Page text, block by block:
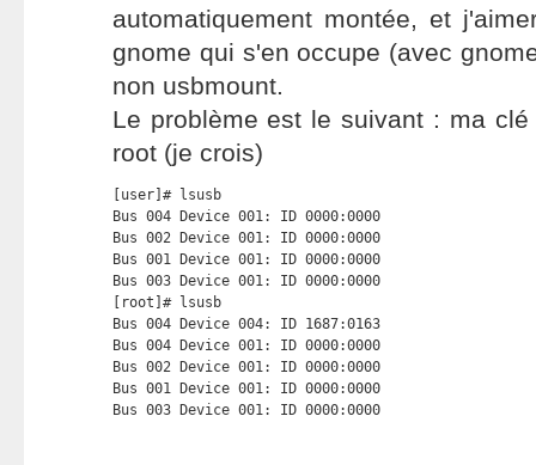
automatiquement montée, et
gnome qui s'en occupe (avec
non usbmount.
Le problème est le suivant : ma
root (je crois)
[user]# lsusb
Bus 004 Device 001: ID 0000:0000
Bus 002 Device 001: ID 0000:0000
Bus 001 Device 001: ID 0000:0000
Bus 003 Device 001: ID 0000:0000
[root]# lsusb
Bus 004 Device 004: ID 1687:0163
Bus 004 Device 001: ID 0000:0000
Bus 002 Device 001: ID 0000:0000
Bus 001 Device 001: ID 0000:0000
Bus 003 Device 001: ID 0000:0000